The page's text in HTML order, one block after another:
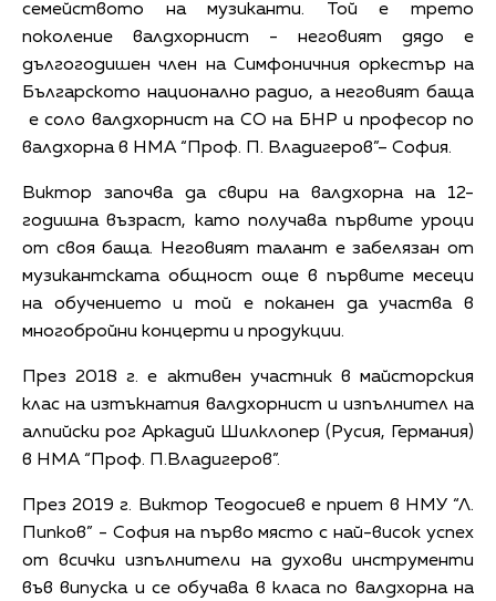
семейството на музиканти. Той е трето
поколение валдхорнист - неговият дядо е
дългогодишен член на Симфоничния оркестър на
Българското национално радио, а неговият баща
е соло валдхорнист на СО на БНР и професор по
валдхорна в НМА “Проф. П. Владигеров”– София.
Виктор започва да свири на валдхорна на 12-
годишна възраст, като получава първите уроци
от своя баща. Неговият талант е забелязан от
музикантската общност още в първите месеци
на обучението и той е поканен да участва в
многобройни концерти и продукции.
През 2018 г. е активен участник в майсторския
клас на изтъкнатия валдхорнист и изпълнител на
алпийски рог Аркадий Шилклопер (Русия, Германия)
в НМА “Проф. П.Владигеров”.
През 2019 г. Виктор Теодосиев е приет в НМУ “Л.
Пипков” - София на първо място с най-висок успех
от всички изпълнители на духови инструменти
във випуска и се обучава в класа по валдхорна на